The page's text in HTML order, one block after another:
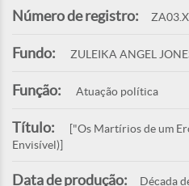
Número de registro:
Fundo: ZULEIKA ANGEL
Função: Atuação política
Título:
["Os Martírios de um
Envisível)]
Data de produção: Década